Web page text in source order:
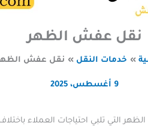
نقل عفش الظهر
خدمات النقل نقل عفش
9 أغسطس، 2025
تلبي احتياجات العملاء باختلاف